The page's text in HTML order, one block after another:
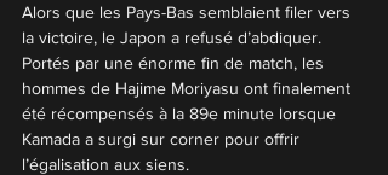
Alors que les Pays-Bas semblaient filer vers
la victoire, le Japon a refusé d’abdiquer.
Portés par une énorme fin de match, les
hommes de Hajime Moriyasu ont finalement
été récompensés à la 89e minute lorsque
Kamada a surgi sur corner pour offrir
l’égalisation aux siens.